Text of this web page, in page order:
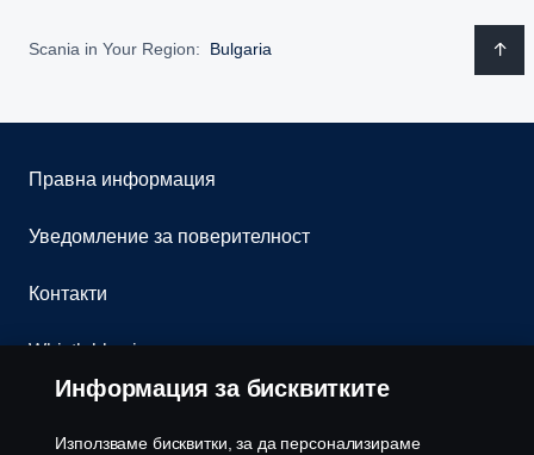
Scania in Your Region: Bulgaria
Правна информация
Уведомление за поверителност
Контакти
Whistleblowing
Бюлетин
Информация за бисквитките
Използваме бисквитки, за да персонализираме